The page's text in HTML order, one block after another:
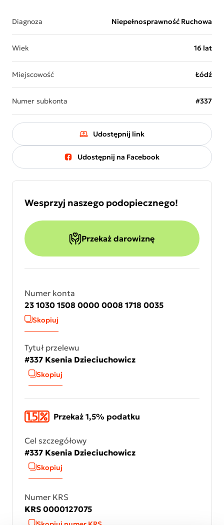
Diagnoza Niepełnosprawność Ruchowa
Wiek 16 lat
Miejscowość Łódź
Numer subkonta #337
Udostępnij link
Udostępnij na Facebook
Wesprzyj naszego podopiecznego!
Przekaż darowiznę
Numer konta
23 1030 1508 0000 0008 1718 0035
Skopiuj
Tytuł przelewu
#337 Ksenia Dzieciuchowicz
Skopiuj
Przekaż 1,5% podatku
Cel szczegółowy
#337 Ksenia Dzieciuchowicz
Skopiuj
Numer KRS
KRS 0000127075